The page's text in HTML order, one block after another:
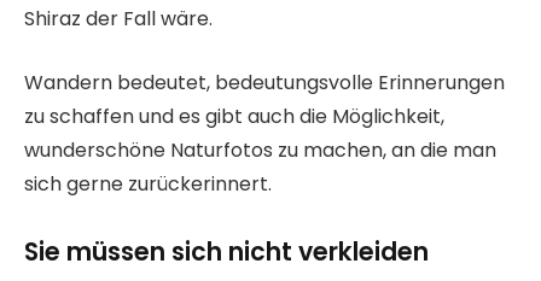
Shiraz der Fall wäre.
Wandern bedeutet, bedeutungsvolle Erinnerungen
zu schaffen und es gibt auch die Möglichkeit,
wunderschöne Naturfotos zu machen, an die man
sich gerne zurückerinnert.
Sie müssen sich nicht verkleiden